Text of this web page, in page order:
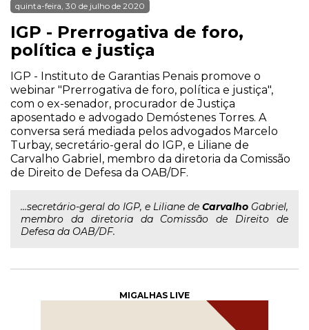
quinta-feira, 30 de julho de 2020
IGP - Prerrogativa de foro,
política e justiça
IGP - Instituto de Garantias Penais promove o
webinar "Prerrogativa de foro, política e justiça",
com o ex-senador, procurador de Justiça
aposentado e advogado Demóstenes Torres. A
conversa será mediada pelos advogados Marcelo
Turbay, secretário-geral do IGP, e Liliane de
Carvalho Gabriel, membro da diretoria da Comissão
de Direito de Defesa da OAB/DF.
...secretário-geral do IGP, e Liliane de Carvalho Gabriel,
membro da diretoria da Comissão de Direito de
Defesa da OAB/DF.
MIGALHAS LIVE